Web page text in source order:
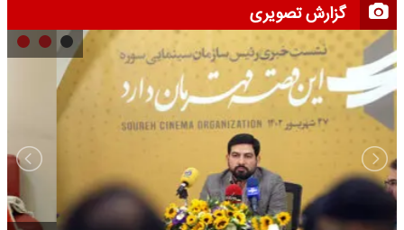
گزارش تصویری